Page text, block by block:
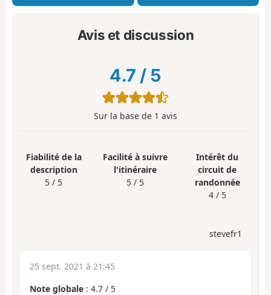
Avis et discussion
4.7 / 5
Sur la base de 1 avis
Fiabilité de la
description
5 / 5
Facilité à suivre
l'itinéraire
5 / 5
Intérêt du
circuit de
randonnée
4 / 5
stevefr1
25 sept. 2021 à 21:45
Note globale : 4.7 / 5